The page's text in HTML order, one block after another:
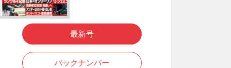
最新号
バックナンバー